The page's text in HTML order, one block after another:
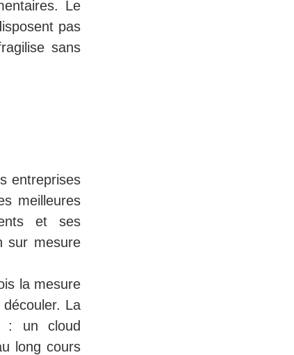
Le
pas
sans
entreprises
meilleures
et ses
sur mesure
la mesure
La
: un cloud
long cours